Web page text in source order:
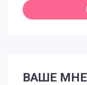
ВАШЕ